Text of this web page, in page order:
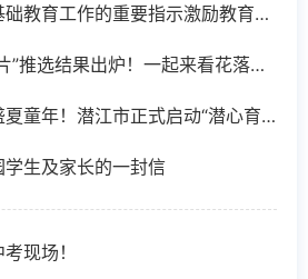
习近平总书记对基础教育工作的重要指示激励教育战线广大干部砥砺前行
首届“荆楚教育名片”推选结果出炉！一起来看花落谁家
多部门联动护航盛夏童年！潜江市正式启动“潜心育童”暑期家校社协同育人系列活动
生及家长的一封信
现场！